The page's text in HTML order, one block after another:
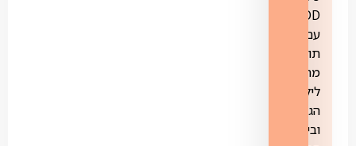
VOD
עם
תוכן
מתאים
לילדי
הגן
ובית